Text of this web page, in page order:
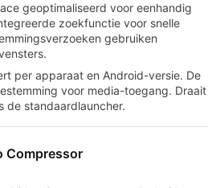
geoptimaliseerd voor eenhandig
zoekfunctie voor snelle
gebruiken
per apparaat en Android-versie. De
voor media-toegang. Draait
de standaardlauncher.
Compressor